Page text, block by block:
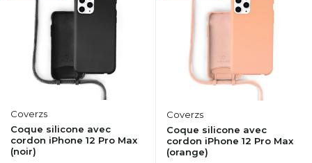
Coverzs
Coque silicone avec
cordon iPhone 12 Pro Max
(noir)
Coverzs
Coque silicone avec
cordon iPhone 12 Pro Max
(orange)